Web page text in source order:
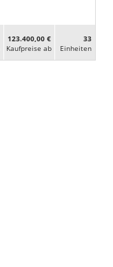
123.400,00 €
Kaufpreise ab
33
Ein­heiten